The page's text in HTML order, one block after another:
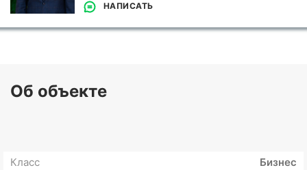
НАПИСАТЬ
Об объекте
Класс
Бизнес